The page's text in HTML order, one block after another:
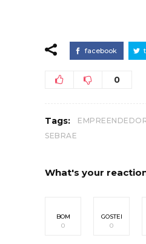
facebook
0
Tags:
SEBRAE
What's your
BOM
0
GOSTEI
0